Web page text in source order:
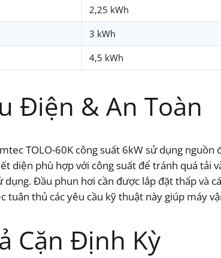
2,25 kWh
3 kWh
4,5 kWh
Điện & An Toàn
TOLO-60K công suất 6kW sử dụng
diện phù hợp với công suất để tránh quá tải
dụng. Đầu phun hơi cần được lắp đặt thấp và
tuân thủ các yêu cầu kỹ thuật này giúp máy
Cặn Định Kỳ